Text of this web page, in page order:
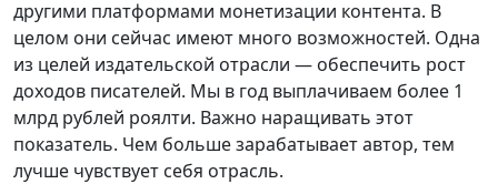
другими платформами монетизации контента. В
целом они сейчас имеют много возможностей. Одна
из целей издательской отрасли — обеспечить рост
доходов писателей. Мы в год выплачиваем более 1
млрд рублей роялти. Важно наращивать этот
показатель. Чем больше зарабатывает автор, тем
лучше чувствует себя отрасль.